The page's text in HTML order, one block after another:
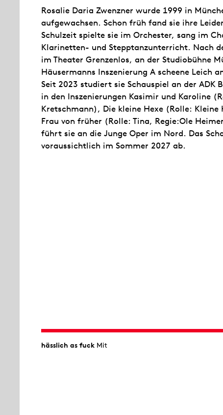
Rosalie Daria Zwenzner wurde 1999 in
aufgewachsen. Schon früh fand sie ihre
Schulzeit spielte sie im Orchester, sang im
Klarinetten- und Stepptanzunterricht. Nach
im Theater Grenzenlos, an der Studiobühne
Häusermanns Inszenierung A scheene Leich
Seit 2023 studiert sie Schauspiel an der ADK
in den Inszenierungen Kasimir und Karoline
Kretschmann), Die kleine Hexe (Rolle: Kleine
Frau von früher (Rolle: Tina, Regie:Ole
führt sie an die Junge Oper im Nord. Das
voraussichtlich im Sommer 2027 ab.
hässlich as fuck Mit